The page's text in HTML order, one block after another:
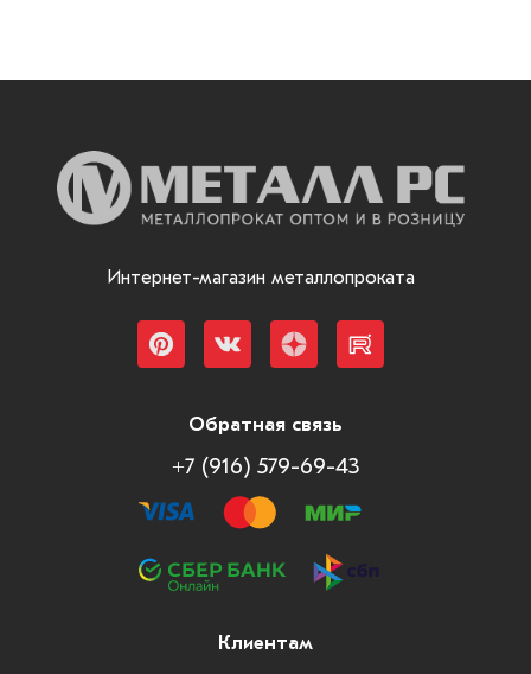
Интернет-магазин металлопроката
Обратная связь
+7 (916) 579-69-43
Клиентам